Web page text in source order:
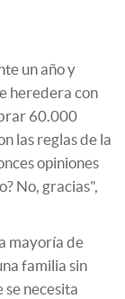
un año y
heredera con
60.000
las reglas de la
opiniones
No, gracias",
mayoría de
familia sin
se necesita